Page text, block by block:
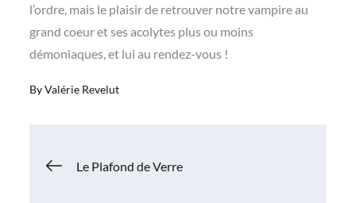
l’ordre, mais le plaisir de retrouver notre vampire au
grand coeur et ses acolytes plus ou moins
démoniaques, et lui au rendez-vous !
ByValérie Revelut
Navigation
Le Plafond de Verre